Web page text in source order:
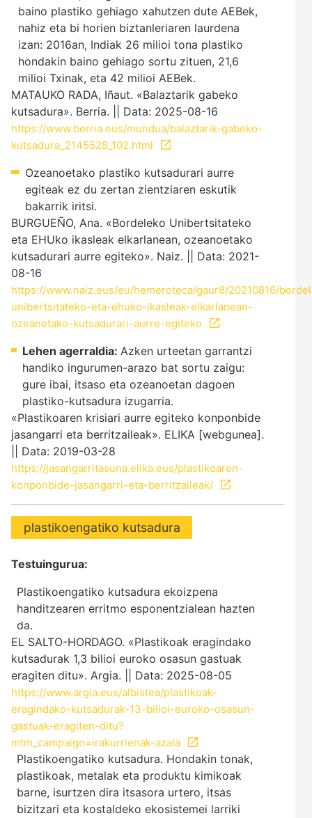
baino plastiko gehiago xahutzen dute AEBek,
nahiz eta bi horien biztanleriaren laurdena
izan: 2016an, Indiak 26 milioi tona plastiko
hondakin baino gehiago sortu zituen, 21,6
milioi Txinak, eta 42 milioi AEBek.
MATAUKO RADA, Iñaut. «Balaztarik gabeko
kutsadura». Berria. || Data: 2025-08-16
https://www.berria.eus/mundua/balaztarik-gabeko-
kutsadura_2145528_102.html
Ozeanoetako plastiko kutsadurari aurre
egiteak ez du zertan zientziaren eskutik
bakarrik iritsi.
BURGUEÑO, Ana. «Bordeleko Unibertsitateko
eta EHUko ikasleak elkarlanean, ozeanoetako
kutsadurari aurre egiteko». Naiz. || Data: 2021-
08-16
https://www.naiz.eus/eu/hemeroteca/gaur8/20210816/
unibertsitateko-eta-ehuko-ikasleak-elkarlanean-
ozeanetako-kutsadurari-aurre-egiteko
Lehen agerraldia: Azken urteetan garrantzi
handiko ingurumen-arazo bat sortu zaigu:
gure ibai, itsaso eta ozeanoetan dagoen
plastiko-kutsadura izugarria.
«Plastikoaren krisiari aurre egiteko konponbide
jasangarri eta berritzaileak». ELIKA [webgunea].
|| Data: 2019-03-28
https://jasangarritasuna.elika.eus/plastikoaren-
konponbide-jasangarri-eta-berritzaileak/
plastikoengatiko kutsadura
Testuingurua:
Plastikoengatiko kutsadura ekoizpena
handitzearen erritmo esponentzialean hazten
da.
EL SALTO-HORDAGO. «Plastikoak eragindako
kutsadurak 1,3 bilioi euroko osasun gastuak
eragiten ditu». Argia. || Data: 2025-08-05
https://www.argia.eus/albistea/plastikoak-
eragindako-kutsadurak-13-bilioi-euroko-osasun-
gastuak-eragiten-ditu?
mtm_campaign=irakurrienak-azala
Plastikoengatiko kutsadura. Hondakin tonak,
plastikoak, metalak eta produktu kimikoak
barne, isurtzen dira itsasora urtero, itsas
bizitzari eta kostaldeko ekosistemei larriki